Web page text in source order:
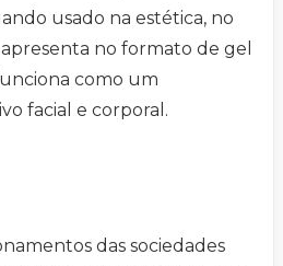
usado na estética, no
no formato de gel
como um
facial e corporal.
das sociedades